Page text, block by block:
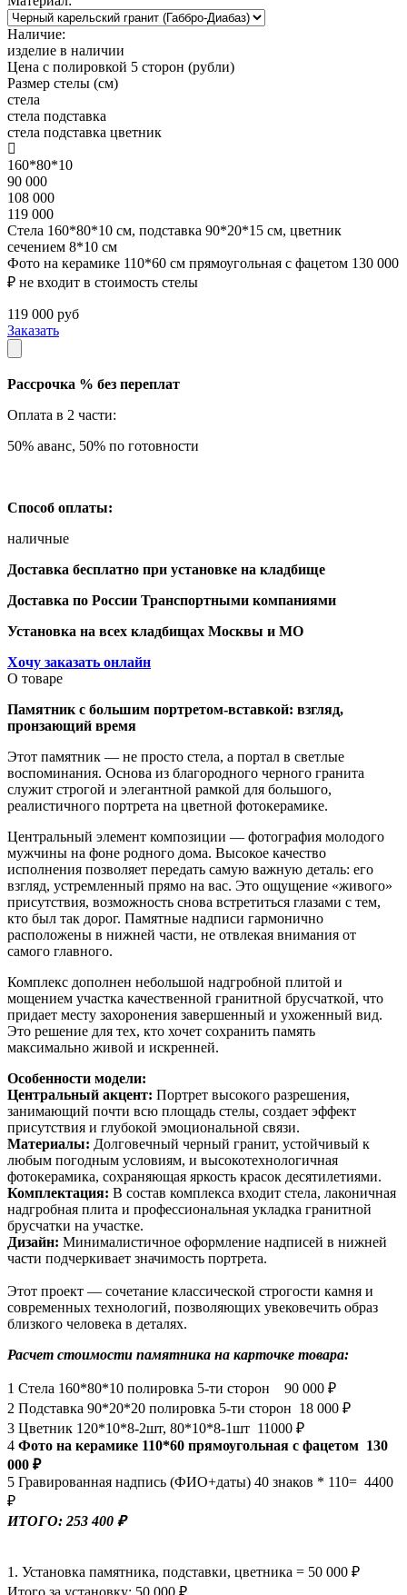
Наличие:
изделие в наличии
Цена с полировкой 5 сторон (рубли)
Размер стелы (см)
стела
стела подставка
стела подставка цветник
160*80*10
90 000
108 000
119 000
Стела 160*80*10 см, подставка 90*20*15 см, цветник
сечением 8*10 см
Фото на керамике 110*60 см прямоугольная с фацетом 130 000
₽ не входит в стоимость стелы
119 000 руб
Заказать
Рассрочка % без переплат
Оплата в 2 части:
50% аванс, 50% по готовности
Способ оплаты:
наличные
Доставка бесплатно при установке на кладбище
Доставка по России Транспортными компаниями
Установка на всех кладбищах Москвы и МО
Хочу заказать онлайн
О товаре
Памятник с большим портретом-вставкой: взгляд,
пронзающий время
Этот памятник — не просто стела, а портал в светлые
воспоминания. Основа из благородного черного гранита
служит строгой и элегантной рамкой для большого,
реалистичного портрета на цветной фотокерамике.
Центральный элемент композиции — фотография молодого
мужчины на фоне родного дома. Высокое качество
исполнения позволяет передать самую важную деталь: его
взгляд, устремленный прямо на вас. Это ощущение «живого»
присутствия, возможность снова встретиться глазами с тем,
кто был так дорог. Памятные надписи гармонично
расположены в нижней части, не отвлекая внимания от
самого главного.
Комплекс дополнен небольшой надгробной плитой и
мощением участка качественной гранитной брусчаткой, что
придает месту захоронения завершенный и ухоженный вид.
Это решение для тех, кто хочет сохранить память
максимально живой и искренней.
Особенности модели:
Центральный акцент: Портрет высокого разрешения,
занимающий почти всю площадь стелы, создает эффект
присутствия и глубокой эмоциональной связи.
Материалы: Долговечный черный гранит, устойчивый к
любым погодным условиям, и высокотехнологичная
фотокерамика, сохраняющая яркость красок десятилетиями.
Комплектация: В состав комплекса входит стела, лаконичная
надгробная плита и профессиональная укладка гранитной
брусчатки на участке.
Дизайн: Минималистичное оформление надписей в нижней
части подчеркивает значимость портрета.
Этот проект — сочетание классической строгости камня и
современных технологий, позволяющих увековечить образ
близкого человека в деталях.
Расчет стоимости памятника на карточке товара:
1 Стела 160*80*10 полировка 5-ти сторон 90 000 ₽
2 Подставка 90*20*20 полировка 5-ти сторон 18 000 ₽
3 Цветник 120*10*8-2шт, 80*10*8-1шт 11000 ₽
4 Фото на керамике 110*60 прямоугольная с фацетом 130
000 ₽
5 Гравированная надпись (ФИО+даты) 40 знаков * 110= 4400
₽
ИТОГО: 253 400 ₽
1. Установка памятника, подставки, цветника = 50 000 ₽
Итого за установку: 50 000 ₽